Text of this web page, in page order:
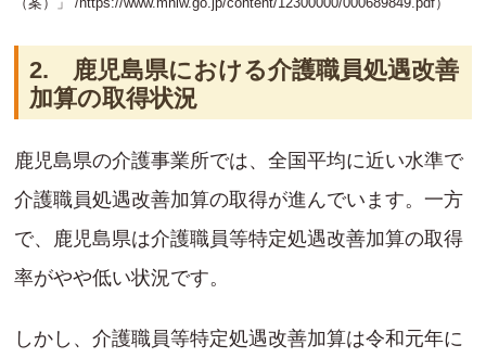
2. 鹿児島県における介護職員処遇改善
加算の取得状況
鹿児島県の介護事業所では、全国平均に近い水準で
介護職員処遇改善加算の取得が進んでいます。一方
で、鹿児島県は介護職員等特定処遇改善加算の取得
率がやや低い状況です。
しかし、介護職員等特定処遇改善加算は令和元年に